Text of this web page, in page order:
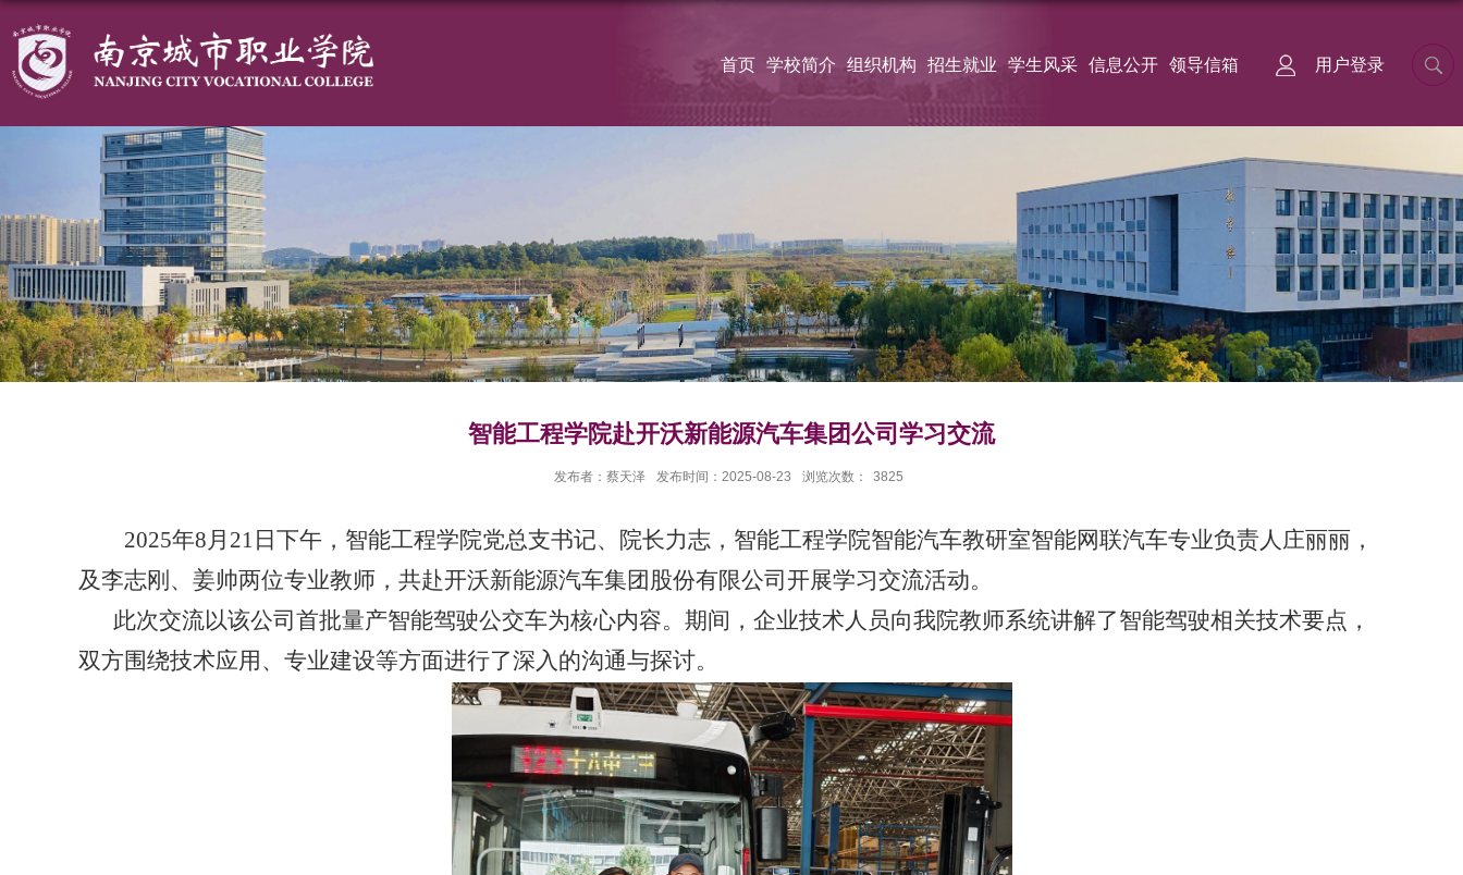
首页 学校简介 组织机构 招生就业 学生风采 信息公开 领导信箱 用户登录
智能工程学院赴开沃新能源汽车集团公司学习交流
发布者：蔡天泽 发布时间：2025-08-23 浏览次数： 3825
2025年8月 21 日下午，智能工程学院党总支书记、院长力志，智能工程学院智能汽车教研室智能网联汽车专业负责人庄丽丽，
及李志刚、姜帅两位专业教师，共赴开沃新能源汽车集团股份有限公司开展学习交流活动。
此次交流以该公司首批量产智能驾驶公交车为核心内容。期间，企业技术人员向我院教师系统讲解了智能驾驶相关技术要点，
双方围绕技术应用、专业建设等方面进行了深入的沟通与探讨。